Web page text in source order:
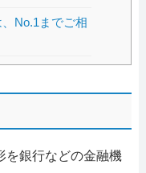
No.1までご相
を銀行などの金融機